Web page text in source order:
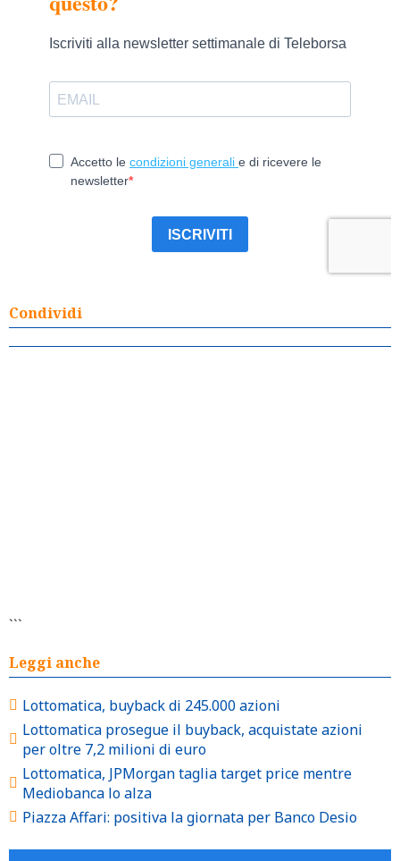
Condividi
```
Leggi anche
Lottomatica, buyback di 245.000 azioni
Lottomatica prosegue il buyback, acquistate azioni
per oltre 7,2 milioni di euro
Lottomatica, JPMorgan taglia target price mentre
Mediobanca lo alza
Piazza Affari: positiva la giornata per Banco Desio